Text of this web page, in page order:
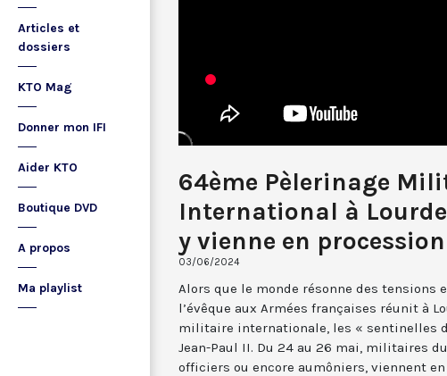
Articles et
dossiers
KTO Mag
Donner mon IFI
Aider KTO
Boutique DVD
A propos
Ma playlist
64ème Pèlerinage
International à
y vienne en
03/06/2024
Alors que le monde résonne des
l’évêque aux Armées françaises réunit à
militaire internationale, les « sentinelles
Jean-Paul II. Du 24 au 26 mai, militaires
officiers ou encore aumôniers, viennent